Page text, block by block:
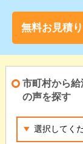
無料お見積
市町村から
の声を探す